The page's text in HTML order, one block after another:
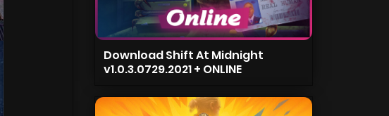
Download Shift At Midnight
v1.0.3.0729.2021 + ONLINE